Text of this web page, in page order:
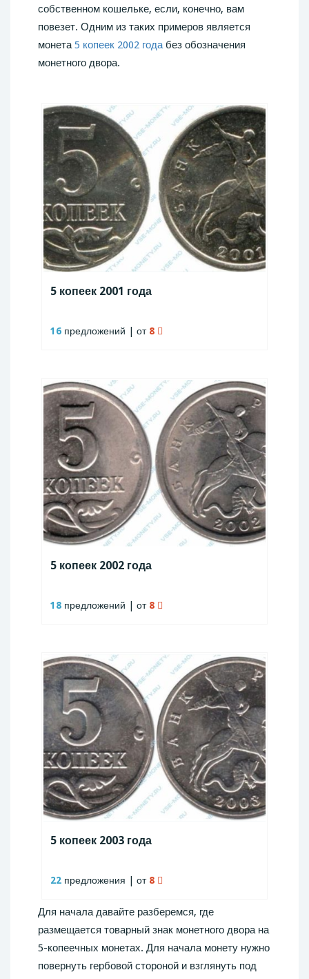
собственном кошельке, если, конечно, вам
повезет. Одним из таких примеров является
монета5 копеек 2002 годабез обозначения
монетного двора.
5 копеек 2001 года
16 предложений | от 8
5 копеек 2002 года
18 предложений | от 8
5 копеек 2003 года
22 предложения | от 8
Для начала давайте разберемся, где
размещается товарный знак монетного двора на
5-копеечных монетах. Для начала монету нужно
повернуть гербовой стороной и взглянуть под